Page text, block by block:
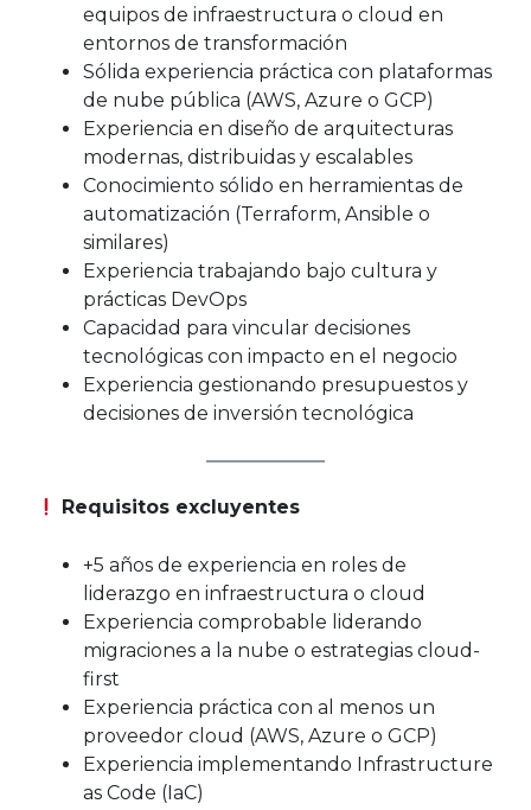
equipos de infraestructura o cloud en
entornos de transformación
Sólida experiencia práctica con plataformas
de nube pública (AWS, Azure o GCP)
Experiencia en diseño de arquitecturas
modernas, distribuidas y escalables
Conocimiento sólido en herramientas de
automatización (Terraform, Ansible o
similares)
Experiencia trabajando bajo cultura y
prácticas DevOps
Capacidad para vincular decisiones
tecnológicas con impacto en el negocio
Experiencia gestionando presupuestos y
decisiones de inversión tecnológica
Requisitos excluyentes
+5 años de experiencia en roles de
liderazgo en infraestructura o cloud
Experiencia comprobable liderando
migraciones a la nube o estrategias cloud-
first
Experiencia práctica con al menos un
proveedor cloud (AWS, Azure o GCP)
Experiencia implementando Infrastructure
as Code (IaC)